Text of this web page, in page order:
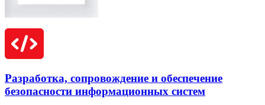
Разработка, сопровождение и обеспечение
безопасности информационных систем